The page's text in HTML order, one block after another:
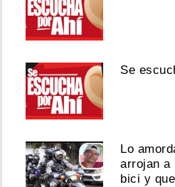
Se
Lo
arrojan a
bici y